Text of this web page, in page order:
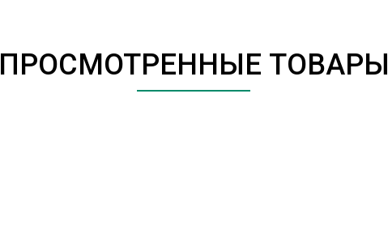
ПРОСМОТРЕННЫЕ ТОВАРЫ